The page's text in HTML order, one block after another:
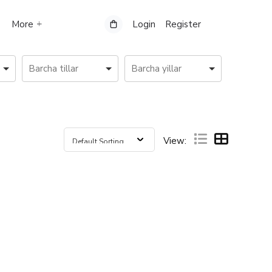
More Login Register
View: